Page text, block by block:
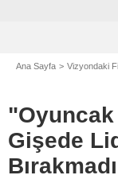
Ana Sayfa Vizyondaki
Gişede
Bırakmadı